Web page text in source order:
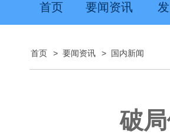
首页 要闻资讯
首页 > 要闻资讯 > 国内新闻
破